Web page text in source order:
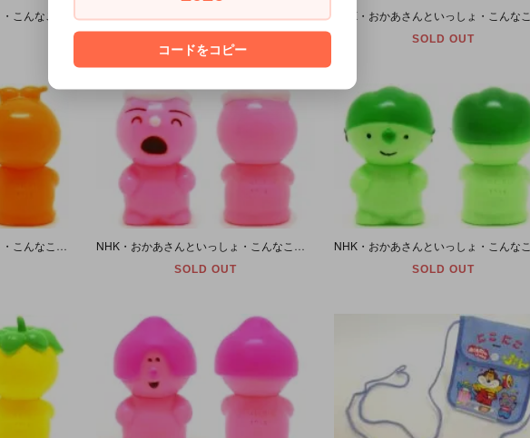
SOLD OUT
SOLD OUT SOLD OUT
コードをコピー